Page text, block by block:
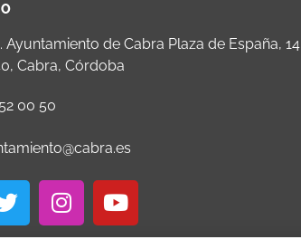
Ayuntamiento de Cabra Plaza de España, 14
Cabra, Córdoba
00 50